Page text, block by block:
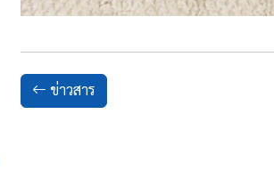
ข่าวสาร